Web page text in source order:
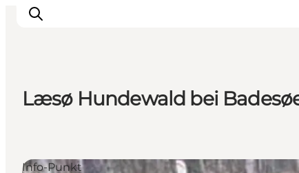
Erlebnisse
Læsø Hundewald bei
Info-Punkt